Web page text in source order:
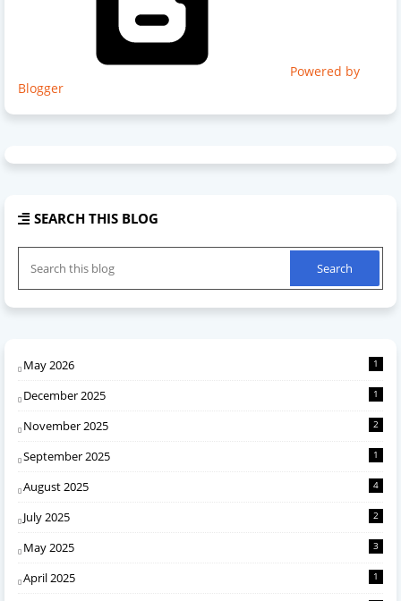
Powered by
Blogger
SEARCH THIS BLOG
May 2026 1
December 2025 1
November 2025 2
September 2025 1
August 2025 4
July 2025 2
May 2025 3
April 2025 1